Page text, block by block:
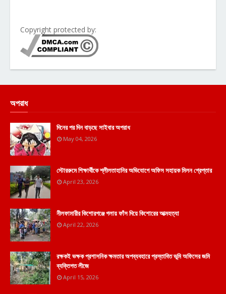
Copyright protected by:
অপরাধ
দিনের পর দিন বাড়ছে সাইবার অপরাধ
May 04, 2026
স্টোররুমে শিক্ষার্থীকে শ্লীলতাহানির অভিযোগে অফিস সহায়ক মিলন গ্রেপ্তার
April 23, 2026
নীলফামারীর কিশোরগঞ্জে গলায় ফাঁস দিয়ে কিশোরের আত্মহত্যা
April 22, 2026
রক্ষকই ভক্ষক প্রশাসনিক ক্ষমতার অপব্যবহারে প্রস্তাবিত ভূমি অফিসের জমি
ব্যক্তিগত লীজে
April 15, 2026